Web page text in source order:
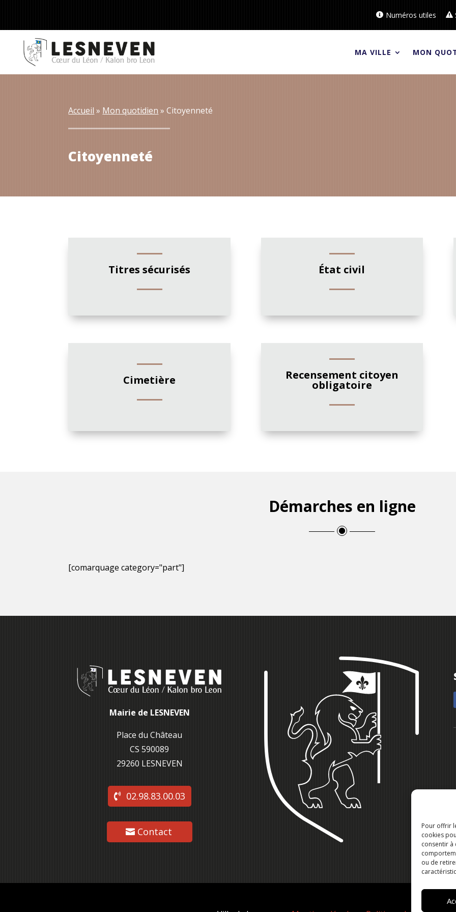
Pour offrir
cookies
consentir à
ou de
Numéros utiles
MA VILLE MON
Accueil » Mon quotidien » Citoyenneté
Citoyenneté
Titres sécurisés État civil
Cimetière Recensement citoyen
obligatoire
Démarches en ligne
[comarquage category="part"]
Mairie de LESNEVEN
Place du Château
CS 590089
29260 LESNEVEN
02.98.83.00.03
Contact